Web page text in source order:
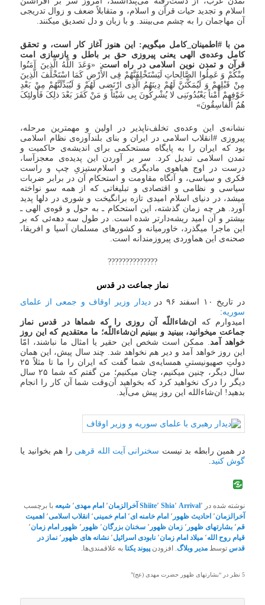
اسلام و تجدید حیات قرآن و اسلام، و متقابلاً ضعف و زوال تدریجی
آن مهاجمان را به چشم می‌بینند. و با زبان و دل تصدیق میکنند.
من با #اطمینان_کامل میگویم: این هنوز آغاز کار است، و تحقق
کامل وعده‌ی الهی یعنی پیروزی حق بر باطل و بازسازی امت
قرآن و تمدن نوین اسلامی در راه است: «وَعَدَ اللَّهُ الَّذِینَ آمَنُوا
مِنْکُمْ وَ عَمِلُوا الصَّالِحاتِ لَیَسْتَخْلِفَنَّهُمْ فِی الأَْرْضِ کَمَا اسْتَخْلَفَ الَّذِینَ
مِنْ قَبْلِهِمْ وَ لَیُمَکِّنَنَّ لَهُمْ دِینَهُمُ الَّذِی ارْتَضی‌ لَهُمْ وَ لَیُبَدِّلَنَّهُمْ مِنْ بَعْدِ
خَوْفِهِمْ أَمْناً یَعْبُدُونَنِی لا یُشْرِکُونَ بِی شَیْئاً وَ مَنْ کَفَرَ بَعْدَ ذلِکَ فَأُولئِکَ
هُمُ الْفاسِقُونَ»
نشانه‌ی این وعده‌ی تخلف‌ناپذیر در اولین و مهمترین مرحله،
پیروزی #انقلاب اسلامی در ایران و بنای بلندآوزه‌ی نظام اسلامی
بود که ایران را به پایگاه مستحکمی برای اندیشه‌ی حاکمیت و
تمدن اسلامی تبدیل کرد. سر بر آوردن این پدیده‌ی معجز‌آسا،
درست در اوج هیاهوی مادیگری و اسلام‌ستیزیِ چپ و راست
فکری و سیاسی، و آنگاه مقاومت و استحکام آن در برابر ضربات
سیاسی و نظامی و اقتصادی و تبلیغاتی که از همه سو نواخته
میشد، در دنیای اسلام امیدی تازه برانگیخت و شوری در دلها پدید
آورد. هر چه زمان گذشته، این استحکام ـ به حول و قوه‌ی الهی ـ
بیشتر و آن امید ریشه‌دارتر شده است. در طول سه دهه‌ئی که بر
این ماجرا میگذرد، خاورمیانه و کشورهای مسلمان آسیا و افریقا،
صحنه‌ی این هماوردی پیروزمندانه است.
??????????????
نماز جماعت در قدس
در تاریخ ۱۰ اسفند ۹۶ در
دیدار وزیر اوقاف و جمعی از علمای
سوریه:
امیدوارم که
ان‌شاءاللّه آن روزی را که شماها در قدس نماز
جماعت میخوانید، ببینید و ببینیم ان‌شاءاللّه؛ ما معتقدیم که این ‌روز
خواهد آمد. ممکن است شخص این حقیر یا امثال ما نباشند، امّا
این روز خواهد آمد و دیر هم نخواهد شد. چند سال پیش، این همان
دولتِ صهیونیستیِ همسایه‌ی شما گفت که ایران را ما تا مثلاً ۲۵
سال دیگر، چنین میکنیم، چنان میکنیم؛ من گفتم که شما ۲۵ سال
دیگر را درک نخواهید کرد که بخواهید آن‌وقت شما آن کار را انجام
بدهید! ان‌شاءالله این روز پیش می‌آید.
در همین رابطه بد نیست سخنرانی آیت الله قرهی را هم بخوانید یا
گوش کنید.
نوشته شده در Arrival٬ Shia٬ Shiite٬ آخرالزمان٬ امام مهدی٬ شیعه با برچسب
آخرالزمان٬ احادیث ظهور ٬ امام خامنه ای٬ امام خمینی٬ انقلاب اسلامی٬ اهمیت
قم٬ بشارتهای ظهور ٬ زمان ظهور ٬ سخنان بزرگان٬ ظهور ٬ ظهور امام زمان٬
قیام روح الله٬ میلاد امام زمان٬ نابودی اسرائیل٬ نشانه های ظهور ٬ نماز در
قدس توسطمدیر وبلاگ. افزودنپیوند یکتا به علاقمندی‌ها.
5 نظر در “ بشارتهای ظهور حضرت مهدی (عج)”